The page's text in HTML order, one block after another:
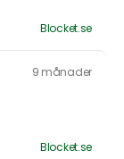
Blocket.se
9 månader
Blocket.se